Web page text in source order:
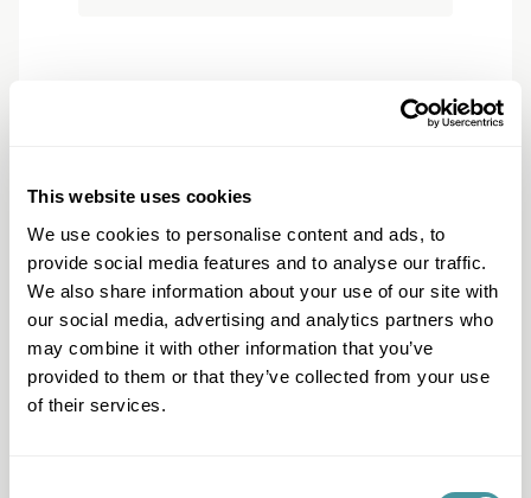
This website uses cookies
We use cookies to personalise content and ads, to
provide social media features and to analyse our traffic.
We also share information about your use of our site with
our social media, advertising and analytics partners who
may combine it with other information that you’ve
provided to them or that they’ve collected from your use
of their services.
suis actuellement en cours de
règlement collectif de dettes. Et
maintenant ?